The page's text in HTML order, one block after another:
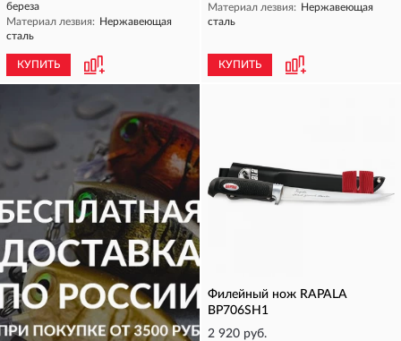
береза
Материал лезвия: Нержавеющая
сталь
КУПИТЬ
Материал лезвия: Нержавеющая
сталь
КУПИТЬ
Филейный нож RAPALA
BP706SH1
2 920 руб.